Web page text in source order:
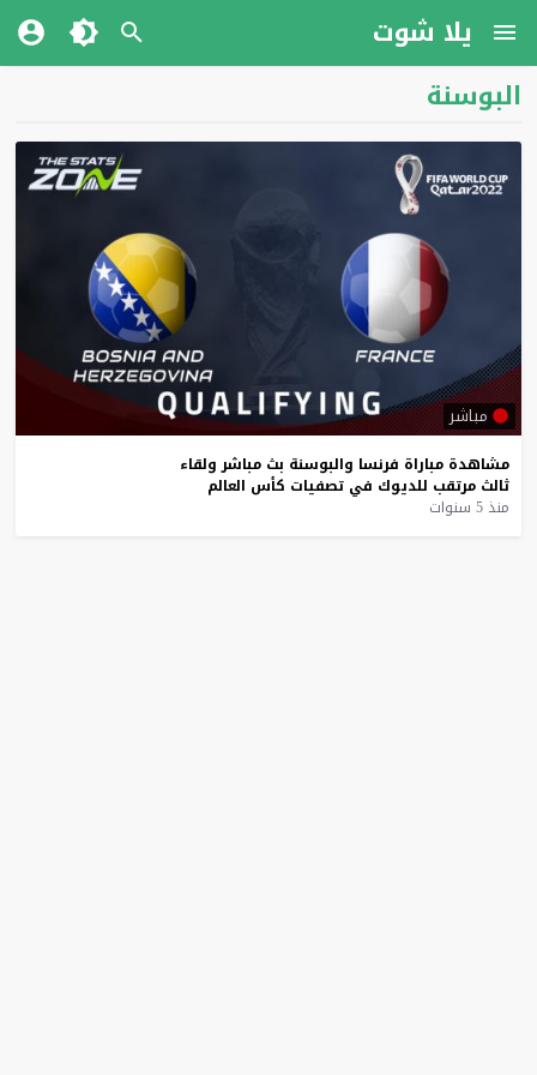
يلا شوت
البوسنة
مباشر
مشاهدة مباراة فرنسا والبوسنة بث مباشر ولقاء
ثالث مرتقب للديوك في تصفيات كأس العالم
منذ 5 سنوات